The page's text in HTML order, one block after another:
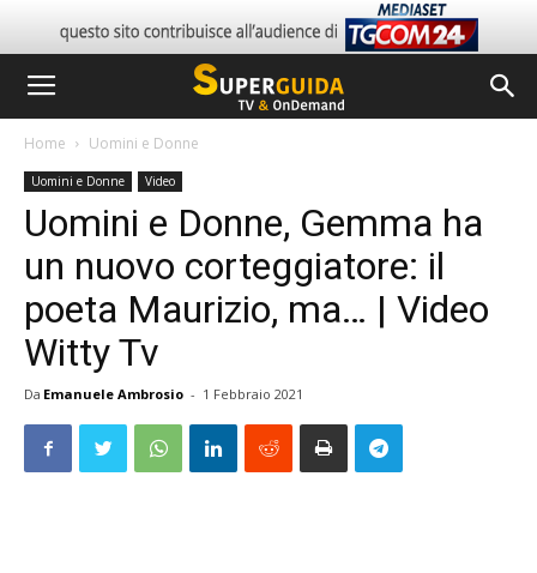
Home Uomini e Donne
Uomini e Donne Video
Uomini e Donne, Gemma ha
un nuovo corteggiatore: il
poeta Maurizio, ma… | Video
Witty Tv
Da Emanuele Ambrosio - 1 Febbraio 2021